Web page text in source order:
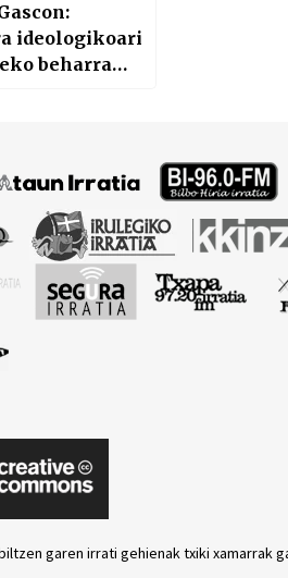
ideologikoari
beharra
garen irrati gehienak txiki xamarrak